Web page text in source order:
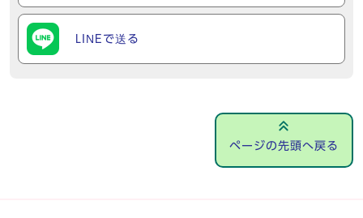
LINEで送る
ページの先頭へ戻る